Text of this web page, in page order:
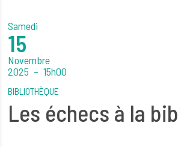
Samedi
15
Novembre
2025
15h00
BIBLIOTHÈQUE
Les échecs à la bib